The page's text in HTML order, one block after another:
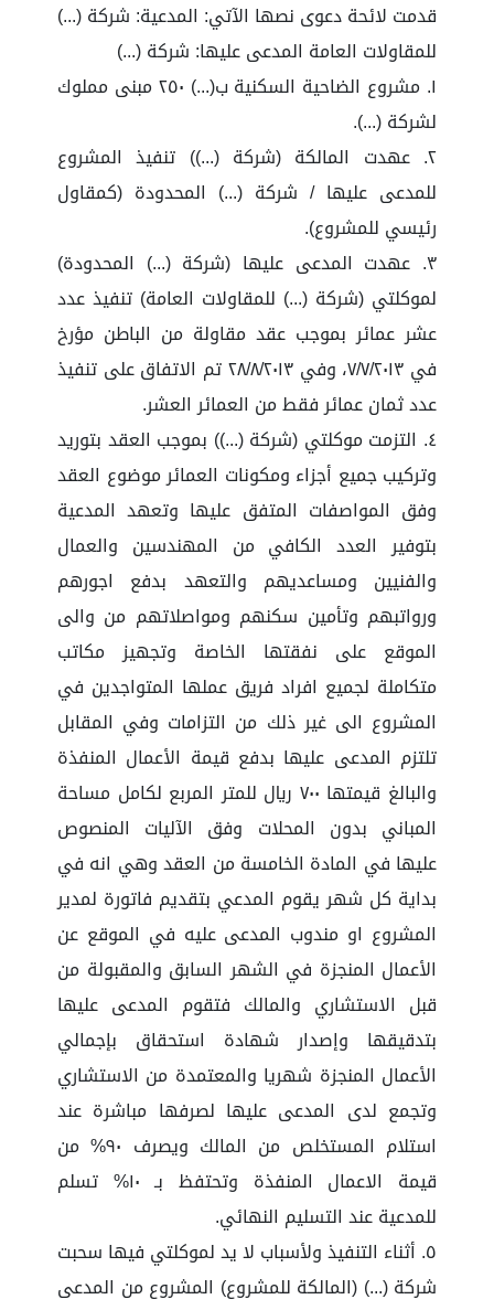
قدمت لائحة دعوى نصها الآتي: المدعية: شركة (...)
للمقاولات العامة المدعى عليها: شركة (...)
١. مشروع الضاحية السكنية ب(...) ٢٥٠ مبنى مملوك
لشركة (...).
٢. عهدت المالكة (شركة (...)) تنفيذ المشروع
للمدعى عليها / شركة (...) المحدودة (كمقاول
رئيسي للمشروع).
٣. عهدت المدعى عليها (شركة (...) المحدودة)
لموكلتي (شركة (...) للمقاولات العامة) تنفيذ عدد
عشر عمائر بموجب عقد مقاولة من الباطن مؤرخ
في ٧/٧/٢٠١٣، وفي ٢٨/٨/٢٠١٣ تم الاتفاق على تنفيذ
عدد ثمان عمائر فقط من العمائر العشر.
٤. التزمت موكلتي (شركة (...)) بموجب العقد بتوريد
وتركيب جميع أجزاء ومكونات العمائر موضوع العقد
وفق المواصفات المتفق عليها وتعهد المدعية
بتوفير العدد الكافي من المهندسين والعمال
والفنيين ومساعديهم والتعهد بدفع اجورهم
ورواتبهم وتأمين سكنهم ومواصلاتهم من والى
الموقع على نفقتها الخاصة وتجهيز مكاتب
متكاملة لجميع افراد فريق عملها المتواجدين في
المشروع الى غير ذلك من التزامات وفي المقابل
تلتزم المدعى عليها بدفع قيمة الأعمال المنفذة
والبالغ قيمتها ٧٠٠ ريال للمتر المربع لكامل مساحة
المباني بدون المحلات وفق الآليات المنصوص
عليها في المادة الخامسة من العقد وهي انه في
بداية كل شهر يقوم المدعي بتقديم فاتورة لمدير
المشروع او مندوب المدعى عليه في الموقع عن
الأعمال المنجزة في الشهر السابق والمقبولة من
قبل الاستشاري والمالك فتقوم المدعى عليها
بتدقيقها وإصدار شهادة استحقاق بإجمالي
الأعمال المنجزة شهريا والمعتمدة من الاستشاري
وتجمع لدى المدعى عليها لصرفها مباشرة عند
استلام المستخلص من المالك ويصرف ٩٠% من
قيمة الاعمال المنفذة وتحتفظ بـ ١٠% تسلم
للمدعية عند التسليم النهائي.
٥. أثناء التنفيذ ولأسباب لا يد لموكلتي فيها سحبت
شركة (...) (المالكة للمشروع) المشروع من المدعى